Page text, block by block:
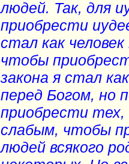
людей. Так, для
приобрести
стал как
чтобы
закона я стал
перед Богом, но
приобрести тех,
слабым, чтобы
людей всякого